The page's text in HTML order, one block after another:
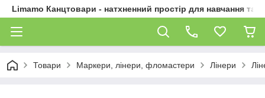
Limamo Канцтовари - натхненний простір для навчання та
Товари Маркери, лінери, фломастери Лінери